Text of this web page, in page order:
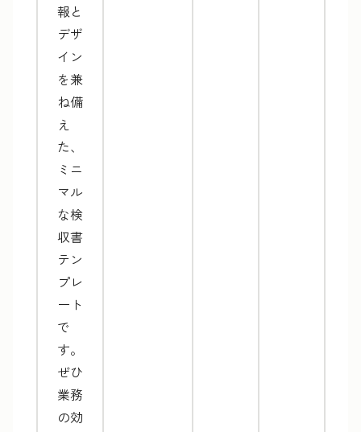
報と
デザ
イン
を兼
ね備
え
た、
ミニ
マル
な検
収書
テン
プレ
ート
で
す。
ぜひ
業務
の効